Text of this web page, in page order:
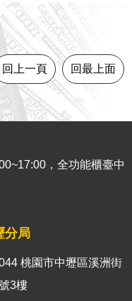
回上一頁 回最上面
，全功能櫃臺中
分局
桃園市中壢區溪洲街
3樓